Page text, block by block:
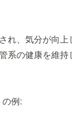
れ、気分が向上
系の健康を維
の例: